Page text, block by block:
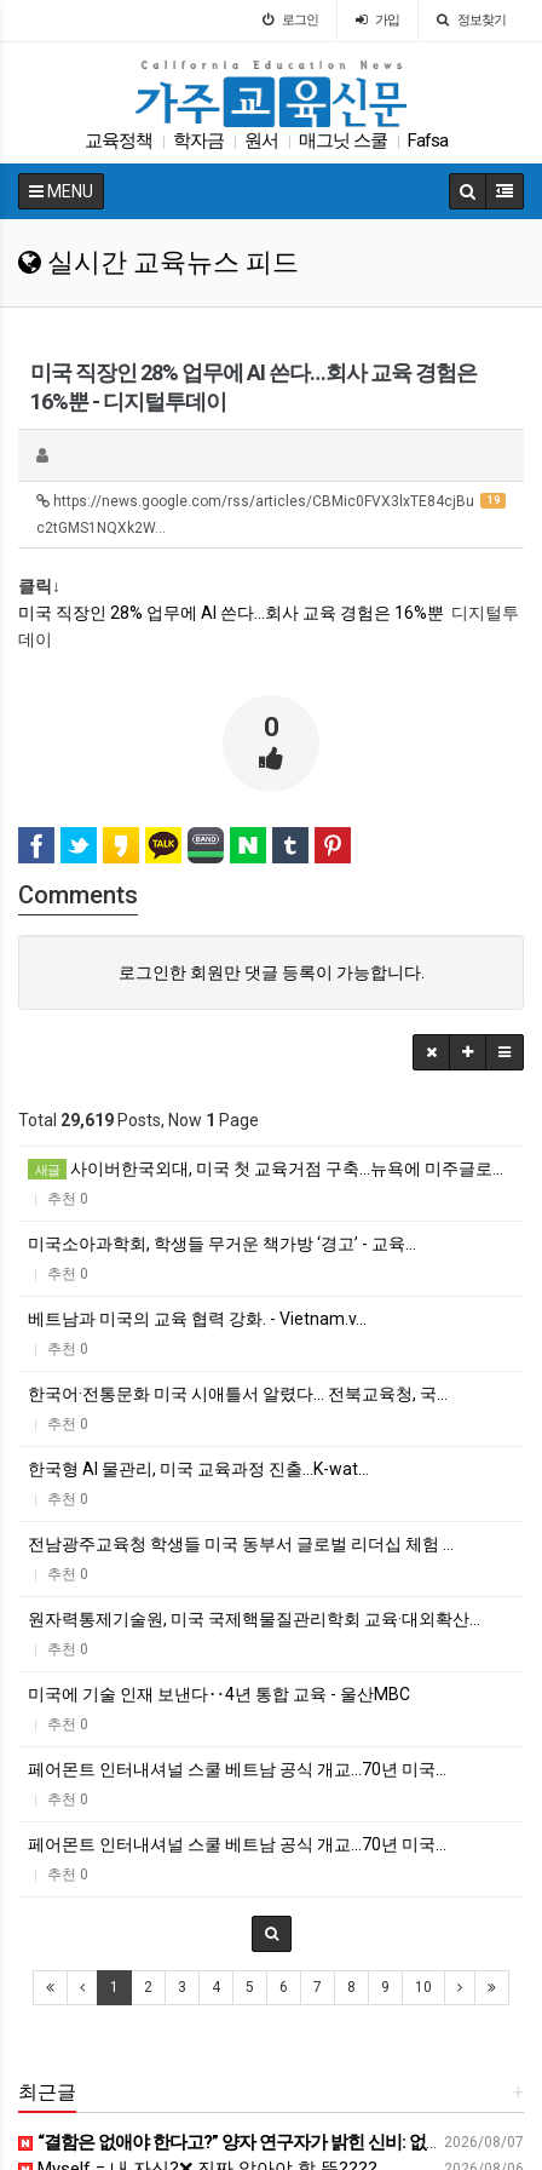
로그인 가입 정보찾기
교육정책 학자금 원서 매그닛 스쿨 Fafsa
SAT 다카 휴교 커먼코어
MENU
실시간 교육뉴스 피드
미국 직장인 28% 업무에 AI 쓴다…회사 교육 경험은
16%뿐 - 디지털투데이
19
https://news.google.com/rss/articles/CBMic0FVX3lxTE84cjBu
c2tGMS1NQXk2W…
클릭↓
미국 직장인 28% 업무에 AI 쓴다…회사 교육 경험은 16%뿐 디지털투
데이
0
Comments
로그인한 회원만 댓글 등록이 가능합니다.
Total 29,619 Posts, Now 1 Page
새글 사이버한국외대, 미국 첫 교육거점 구축…뉴욕에 미주글로…
| 추천 0
미국소아과학회, 학생들 무거운 책가방 ‘경고’ - 교육…
| 추천 0
베트남과 미국의 교육 협력 강화. - Vietnam.v…
| 추천 0
한국어·전통문화 미국 시애틀서 알렸다… 전북교육청, 국…
| 추천 0
한국형 AI 물관리, 미국 교육과정 진출...K-wat…
| 추천 0
전남광주교육청 학생들 미국 동부서 글로벌 리더십 체험 …
| 추천 0
원자력통제기술원, 미국 국제핵물질관리학회 교육·대외확산…
| 추천 0
미국에 기술 인재 보낸다‥4년 통합 교육 - 울산MBC
| 추천 0
페어몬트 인터내셔널 스쿨 베트남 공식 개교…70년 미국…
| 추천 0
페어몬트 인터내셔널 스쿨 베트남 공식 개교…70년 미국…
| 추천 0
1 2 3 4 5 6 7 8 9 10
+
최근글
2026/08/07
“결함은 없애야 한다고?” 양자 연구자가 밝힌 신비: 없애려던 흠이 무기가 되는 방법 | 이정현 KIST 양자기술연구단 선임연구원 | 양자 컴퓨터 인생 | 세바시 2121회